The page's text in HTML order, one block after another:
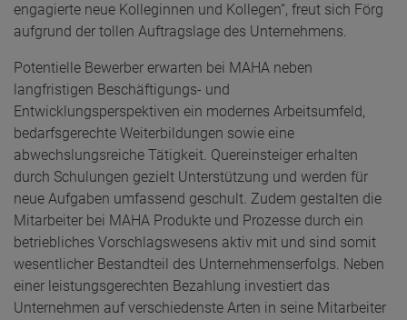
engagierte neue Kolleginnen und Kollegen“, freut sich Förg
aufgrund der tollen Auftragslage des Unternehmens.
Potentielle Bewerber erwarten bei MAHA neben
langfristigen Beschäftigungs- und
Entwicklungsperspektiven ein modernes Arbeitsumfeld,
bedarfsgerechte Weiterbildungen sowie eine
abwechslungsreiche Tätigkeit. Quereinsteiger erhalten
durch Schulungen gezielt Unterstützung und werden für
neue Aufgaben umfassend geschult. Zudem gestalten die
Mitarbeiter bei MAHA Produkte und Prozesse durch ein
betriebliches Vorschlagswesens aktiv mit und sind somit
wesentlicher Bestandteil des Unternehmenserfolgs. Neben
einer leistungsgerechten Bezahlung investiert das
Unternehmen auf verschiedenste Arten in seine Mitarbeiter